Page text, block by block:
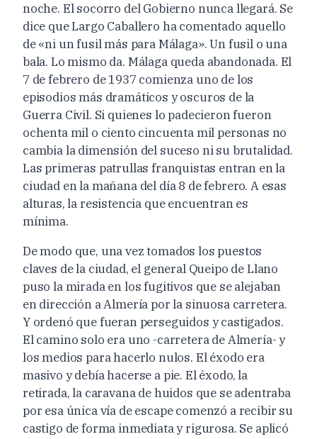
noche. El socorro del Gobierno nunca llegará. Se
dice que Largo Caballero ha comentado aquello
de «ni un fusil más para Málaga». Un fusil o una
bala. Lo mismo da. Málaga queda abandonada. El
7 de febrero de 1937 comienza uno de los
episodios más dramáticos y oscuros de la
Guerra Civil. Si quienes lo padecieron fueron
ochenta mil o ciento cincuenta mil personas no
cambia la dimensión del suceso ni su brutalidad.
Las primeras patrullas franquistas entran en la
ciudad en la mañana del día 8 de febrero. A esas
alturas, la resistencia que encuentran es
mínima.
De modo que, una vez tomados los puestos
claves de la ciudad, el general Queipo de Llano
puso la mirada en los fugitivos que se alejaban
en dirección a Almería por la sinuosa carretera.
Y ordenó que fueran perseguidos y castigados.
El camino solo era uno -carretera de Almería- y
los medios para hacerlo nulos. El éxodo era
masivo y debía hacerse a pie. El éxodo, la
retirada, la caravana de huidos que se adentraba
por esa única vía de escape comenzó a recibir su
castigo de forma inmediata y rigurosa. Se aplicó